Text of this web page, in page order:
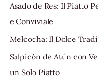
Asado de Res: Il Piatto
e Conviviale
Melcocha: Il Dolce
Salpicón de Atún con
un Solo Piatto